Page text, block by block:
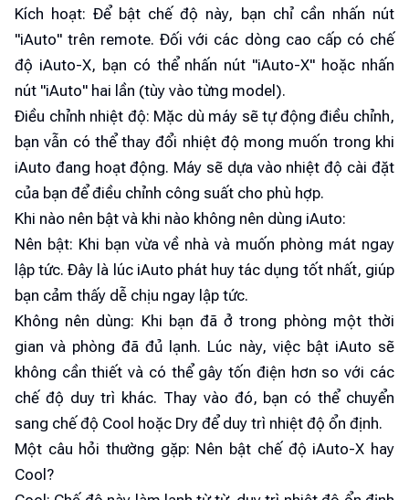
Kích hoạt: Để bật chế độ này, bạn chỉ cần nhấn nút
"iAuto" trên remote. Đối với các dòng cao cấp có chế
độ iAuto-X, bạn có thể nhấn nút "iAuto-X" hoặc nhấn
nút "iAuto" hai lần (tùy vào từng model).
Điều chỉnh nhiệt độ: Mặc dù máy sẽ tự động điều chỉnh,
bạn vẫn có thể thay đổi nhiệt độ mong muốn trong khi
iAuto đang hoạt động. Máy sẽ dựa vào nhiệt độ cài đặt
của bạn để điều chỉnh công suất cho phù hợp.
Khi nào nên bật và khi nào không nên dùng iAuto:
Nên bật: Khi bạn vừa về nhà và muốn phòng mát ngay
lập tức. Đây là lúc iAuto phát huy tác dụng tốt nhất, giúp
bạn cảm thấy dễ chịu ngay lập tức.
Không nên dùng: Khi bạn đã ở trong phòng một thời
gian và phòng đã đủ lạnh. Lúc này, việc bật iAuto sẽ
không cần thiết và có thể gây tốn điện hơn so với các
chế độ duy trì khác. Thay vào đó, bạn có thể chuyển
sang chế độ Cool hoặc Dry để duy trì nhiệt độ ổn định.
Một câu hỏi thường gặp: Nên bật chế độ iAuto-X hay
Cool?